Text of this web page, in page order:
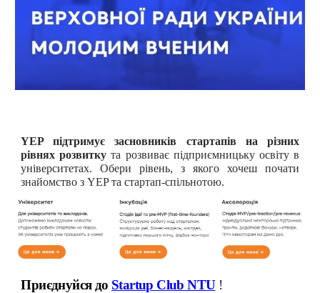
YEP підтримує засновників стартапів на різних
рівнях розвитку та розвиває підприємницьку освіту в
університетах. Обери рівень, з якого хочеш почати
знайомство з YEP та стартап-спільнотою.
Приєднуйся до Startup Club NTU!